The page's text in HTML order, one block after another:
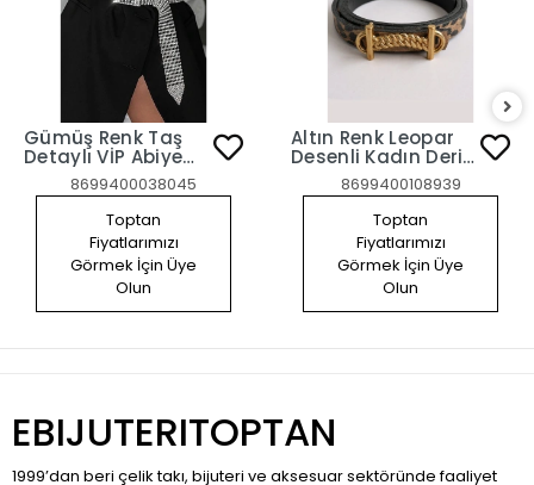
Gümüş Renk Taş
Detaylı VİP Abiye
Kemer8699400038045
Toptan
Fiyatlarımızı
Görmek İçin Üye
Olun
Altın Renk Leopar
Desenli Kadın Deri
Kemer8699400108939
Toptan
Fiyatlarımızı
Görmek İçin Üye
Olun
EBIJUTERITOPTAN
1999’dan beri çelik takı, bijuteri ve aksesuar sektöründe faaliyet